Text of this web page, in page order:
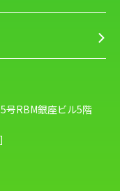
号RBM銀座ビル5階